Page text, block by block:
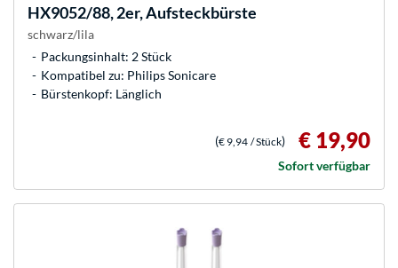
HX9052/88, 2er, Aufsteckbürste
schwarz/lila
Packungsinhalt: 2 Stück
Kompatibel zu: Philips Sonicare
Bürstenkopf: Länglich
(€ 9,94 / Stück) € 19,90
Sofort verfügbar